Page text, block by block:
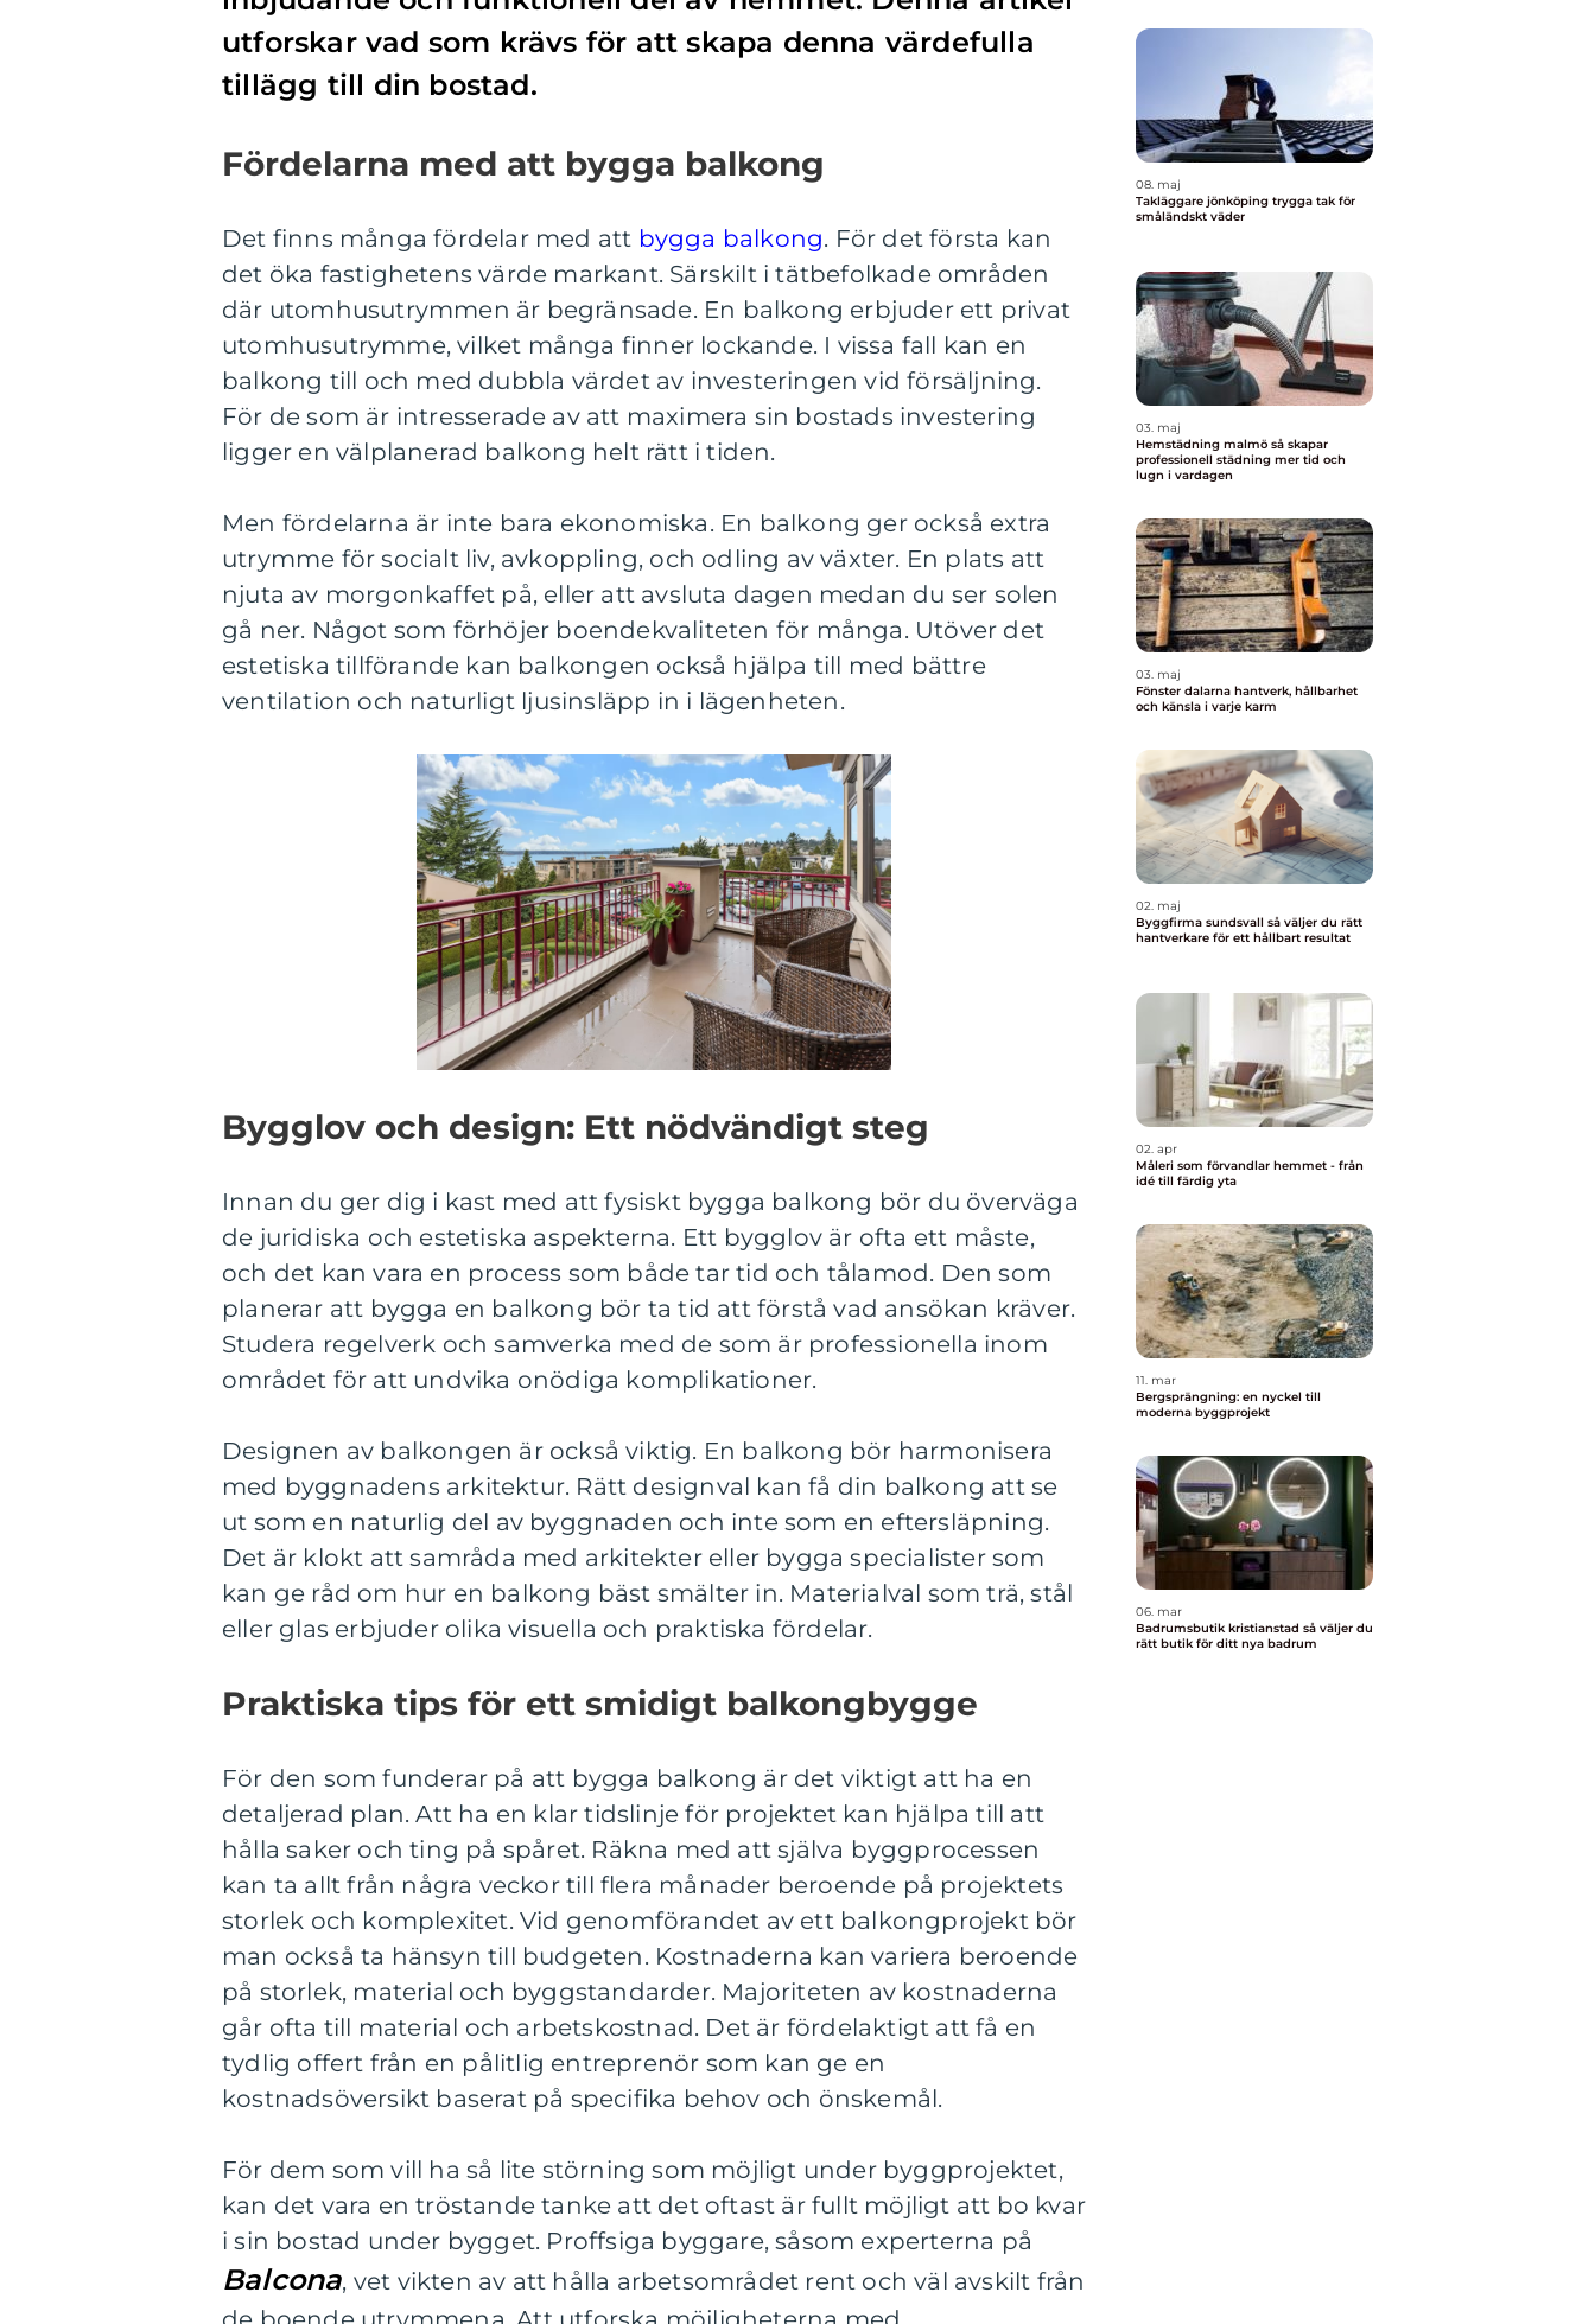
utforskar vad som krävs för att skapa denna värdefulla
tillägg till din bostad.
Fördelarna med att bygga balkong
Det finns många fördelar med att bygga balkong. För det första kan
det öka fastighetens värde markant. Särskilt i tätbefolkade områden
där utomhusutrymmen är begränsade. En balkong erbjuder ett privat
utomhusutrymme, vilket många finner lockande. I vissa fall kan en
balkong till och med dubbla värdet av investeringen vid försäljning.
För de som är intresserade av att maximera sin bostads investering
ligger en välplanerad balkong helt rätt i tiden.
Men fördelarna är inte bara ekonomiska. En balkong ger också extra
utrymme för socialt liv, avkoppling, och odling av växter. En plats att
njuta av morgonkaffet på, eller att avsluta dagen medan du ser solen
gå ner. Något som förhöjer boendekvaliteten för många. Utöver det
estetiska tillförande kan balkongen också hjälpa till med bättre
ventilation och naturligt ljusinsläpp in i lägenheten.
Bygglov och design: Ett nödvändigt steg
Innan du ger dig i kast med att fysiskt bygga balkong bör du överväga
de juridiska och estetiska aspekterna. Ett bygglov är ofta ett måste,
och det kan vara en process som både tar tid och tålamod. Den som
planerar att bygga en balkong bör ta tid att förstå vad ansökan kräver.
Studera regelverk och samverka med de som är professionella inom
området för att undvika onödiga komplikationer.
Designen av balkongen är också viktig. En balkong bör harmonisera
med byggnadens arkitektur. Rätt designval kan få din balkong att se
ut som en naturlig del av byggnaden och inte som en eftersläpning.
Det är klokt att samråda med arkitekter eller bygga specialister som
kan ge råd om hur en balkong bäst smälter in. Materialval som trä, stål
eller glas erbjuder olika visuella och praktiska fördelar.
Praktiska tips för ett smidigt balkongbygge
För den som funderar på att bygga balkong är det viktigt att ha en
detaljerad plan. Att ha en klar tidslinje för projektet kan hjälpa till att
hålla saker och ting på spåret. Räkna med att själva byggprocessen
kan ta allt från några veckor till flera månader beroende på projektets
storlek och komplexitet. Vid genomförandet av ett balkongprojekt bör
man också ta hänsyn till budgeten. Kostnaderna kan variera beroende
på storlek, material och byggstandarder. Majoriteten av kostnaderna
går ofta till material och arbetskostnad. Det är fördelaktigt att få en
tydlig offert från en pålitlig entreprenör som kan ge en
kostnadsöversikt baserat på specifika behov och önskemål.
För dem som vill ha så lite störning som möjligt under byggprojektet,
kan det vara en tröstande tanke att det oftast är fullt möjligt att bo kvar
i sin bostad under bygget. Proffsiga byggare, såsom experterna på
Balcona, vet vikten av att hålla arbetsområdet rent och väl avskilt från
08. maj
Takläggare jönköping trygga tak för
småländskt väder
03. maj
Hemstädning malmö så skapar
professionell städning mer tid och
lugn i vardagen
03. maj
Fönster dalarna hantverk, hållbarhet
och känsla i varje karm
02. maj
Byggfirma sundsvall så väljer du rätt
hantverkare för ett hållbart resultat
02. apr
Måleri som förvandlar hemmet - från
idé till färdig yta
11. mar
Bergsprängning: en nyckel till
moderna byggprojekt
06. mar
Badrumsbutik kristianstad så väljer du
rätt butik för ditt nya badrum